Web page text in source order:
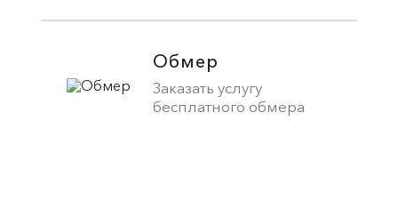
Обмер
Заказать услугу
бесплатного обмера